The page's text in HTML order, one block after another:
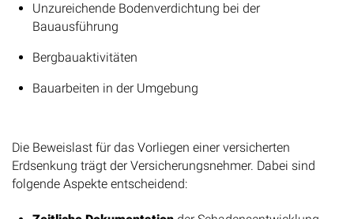
Unzureichende Bodenverdichtung bei der
Bauausführung
Bergbauaktivitäten
Bauarbeiten in der Umgebung
Die Beweislast für das Vorliegen einer versicherten
Erdsenkung trägt der Versicherungsnehmer. Dabei sind
folgende Aspekte entscheidend: